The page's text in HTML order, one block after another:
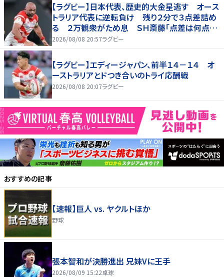
【ラグビー】日本代表、歴史的大金星逃す オース
トラリア代表に逆転負け 残り２分で３点差詰め
る ２万観衆がため息 ＳＨ斎藤「点差は何点で
も負けは負け」…前半にＳＯ伊藤龍が先制トライ、
2026/08/08 20:57ラグビー
【ラグビー】エディージャパン、前半１４－１４ オ
ーストラリアとドつき合いのトライ応酬戦
2026/08/08 20:07ラグビー
おすすめの記事
【速報】巨人 vs. ヤクルトほか
野球
張本智和が決勝進出 兄妹Vに王手
2026/08/09 15:22卓球